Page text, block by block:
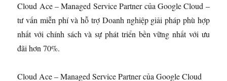
Cloud Ace – Managed Service Partner của Google Cloud –
tư vấn miễn phí và hỗ trợ Doanh nghiệp giải pháp phù hợp
nhất với chính sách và sự phát triển bền vững nhất với ưu
đãi hơn 70%.
Cloud Ace – Managed Service Partner của Google Cloud